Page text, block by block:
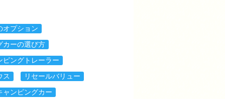
オプション
カーの選び方
ピングトレーラー
ス リセールバリュー
ャンピングカー